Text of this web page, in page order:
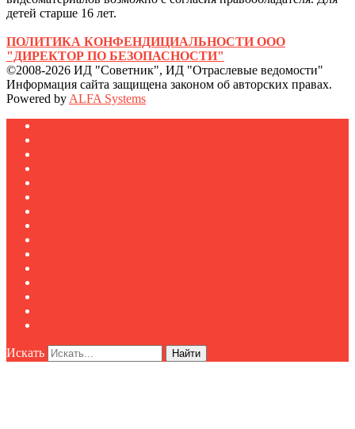
детей старше 16 лет.
ПОЛИТИКА КОНФЕНДИЦИАЛЬНОСТИ ООО
"ДИРЕКТОР ПО БЕЗОПАСНОСТИ"
©2008-2026 ИД "Советник", ИД "Отраслевые ведомости"
Информация сайта защищена законом об авторских правах.
Powered by ALFA Systems
Искать Найти